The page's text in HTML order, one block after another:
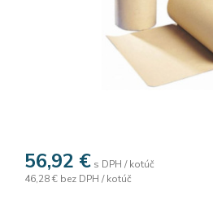
56,92 € s DPH / kotúč
46,28 € bez DPH / kotúč